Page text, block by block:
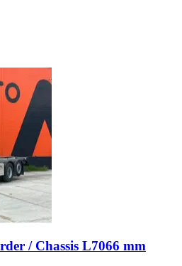
/ Chassis L7066 mm